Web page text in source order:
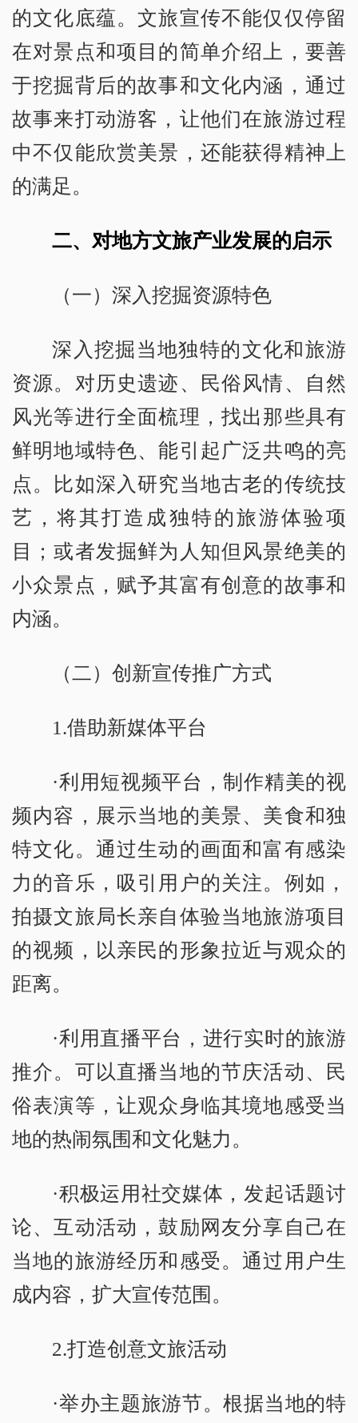
的文化底蕴。文旅宣传不能仅仅停留
在对景点和项目的简单介绍上，要善
于挖掘背后的故事和文化内涵，通过
故事来打动游客，让他们在旅游过程
中不仅能欣赏美景，还能获得精神上
的满足。
二、对地方文旅产业发展的启示
（一）深入挖掘资源特色
深入挖掘当地独特的文化和旅游
资源。对历史遗迹、民俗风情、自然
风光等进行全面梳理，找出那些具有
鲜明地域特色、能引起广泛共鸣的亮
点。比如深入研究当地古老的传统技
艺，将其打造成独特的旅游体验项
目；或者发掘鲜为人知但风景绝美的
小众景点，赋予其富有创意的故事和
内涵。
（二）创新宣传推广方式
1.借助新媒体平台
·利用短视频平台，制作精美的视
频内容，展示当地的美景、美食和独
特文化。通过生动的画面和富有感染
力的音乐，吸引用户的关注。例如，
拍摄文旅局长亲自体验当地旅游项目
的视频，以亲民的形象拉近与观众的
距离。
·利用直播平台，进行实时的旅游
推介。可以直播当地的节庆活动、民
俗表演等，让观众身临其境地感受当
地的热闹氛围和文化魅力。
·积极运用社交媒体，发起话题讨
论、互动活动，鼓励网友分享自己在
当地的旅游经历和感受。通过用户生
成内容，扩大宣传范围。
2.打造创意文旅活动
·举办主题旅游节。根据当地的特